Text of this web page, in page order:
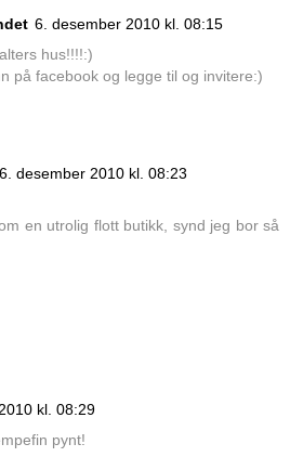
6. desember 2010 kl. 08:15
hus!!!!:)
på facebook og legge til og invitere:)
6. desember 2010 kl. 08:23
en utrolig flott butikk, synd jeg bor så
kl. 08:29
pynt!